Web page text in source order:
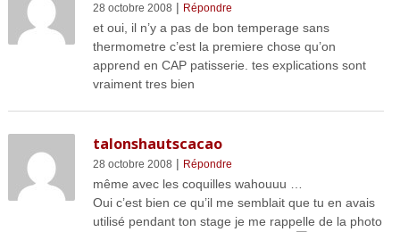
28 octobre 2008 | Répondre
et oui, il n’y a pas de bon temperage sans
thermometre c’est la premiere chose qu’on
apprend en CAP patisserie. tes explications sont
vraiment tres bien
talonshautscacao
28 octobre 2008 | Répondre
même avec les coquilles wahouuu …
Oui c’est bien ce qu’il me semblait que tu en avais
utilisé pendant ton stage je me rappelle de la photo